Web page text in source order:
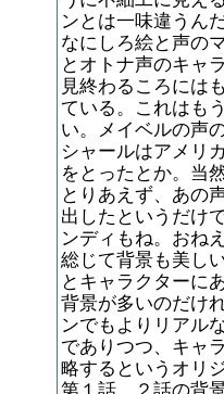
ンとは一味違うん
なにしろ絵と声の
とオトナ声のキャ
見終わるころには
ている。これはも
い。メイベルの声
シャールはアメリ
をとったとか。当
とりあえず、あの
出したというだけ
ンディもね。おね
総じて背景も美し
とキャラクターに
背景が多いのだけ
ンでもよりリアル
でありつつ、キャ
略するというオリ
第１話、２話の背